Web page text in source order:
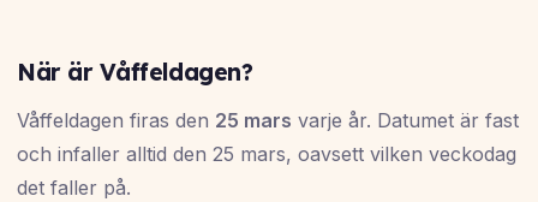
När är Våffeldagen?
Våffeldagen firas den 25 mars varje år. Datumet är fast
och infaller alltid den 25 mars, oavsett vilken veckodag
det faller på.